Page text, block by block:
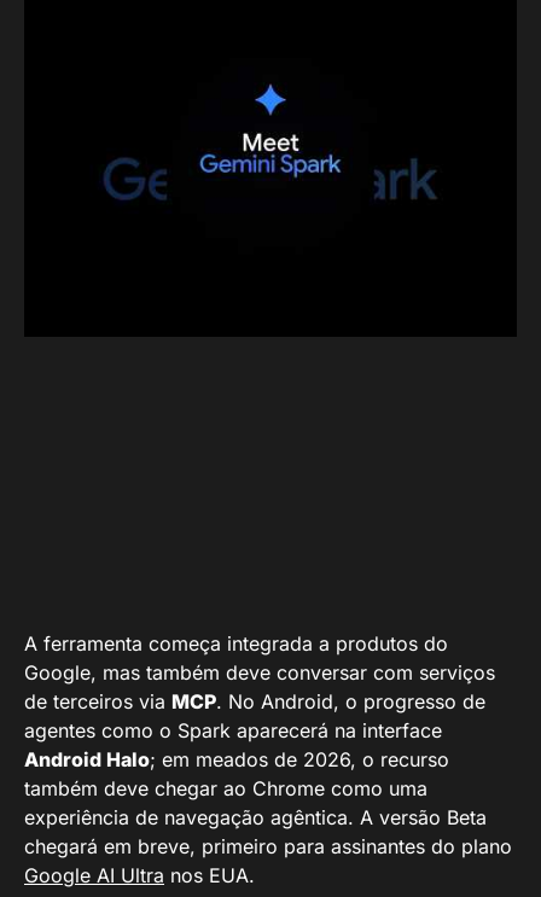
A ferramenta começa integrada a produtos do
Google, mas também deve conversar com serviços
de terceiros via MCP. No Android, o progresso de
agentes como o Spark aparecerá na interface
Android Halo; em meados de 2026, o recurso
também deve chegar ao Chrome como uma
experiência de navegação agêntica. A versão Beta
chegará em breve, primeiro para assinantes do plano
Google AI Ultra nos EUA.